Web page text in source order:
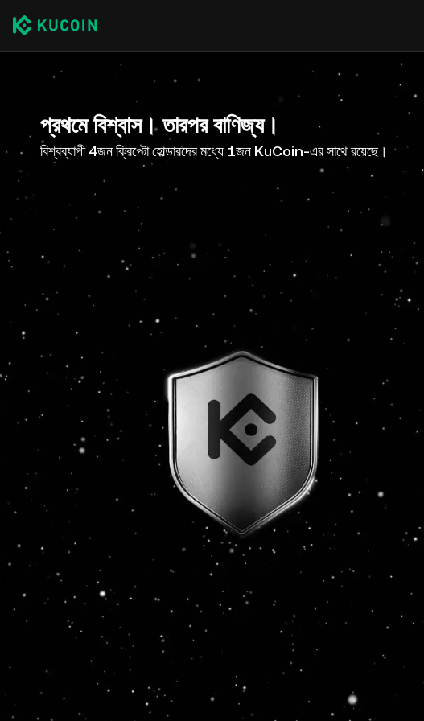
প্রথমে বিশ্বাস। তারপর বাণিজ্য।
বিশ্বব্যাপী 4জন ক্রিপ্টো হোল্ডারদের মধ্যে 1জন KuCoin-এর সাথে রয়েছে।